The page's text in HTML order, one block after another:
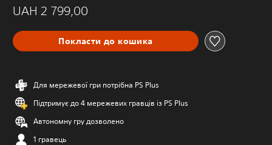
UAH 2 799,00
Покласти до кошика
Для мережевої гри потрібна PS Plus
Підтримує до 4 мережевих гравців із PS Plus
Автономну гру дозволено
1 гравець